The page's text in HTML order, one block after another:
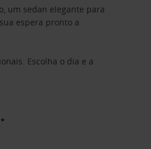
um sedan elegante para
espera pronto a
Escolha o dia e a